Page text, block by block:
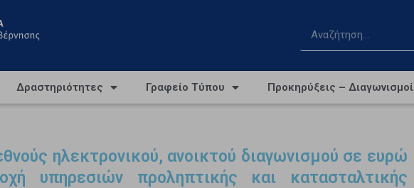
Δραστηριότητες Γραφείο Τύπου Προκηρύξεις – Διαγωνισμοί
ηλεκτρονικού, ανοικτού διαγωνισμού σε ευρώ
υπηρεσιών προληπτικής και κατασταλτικής